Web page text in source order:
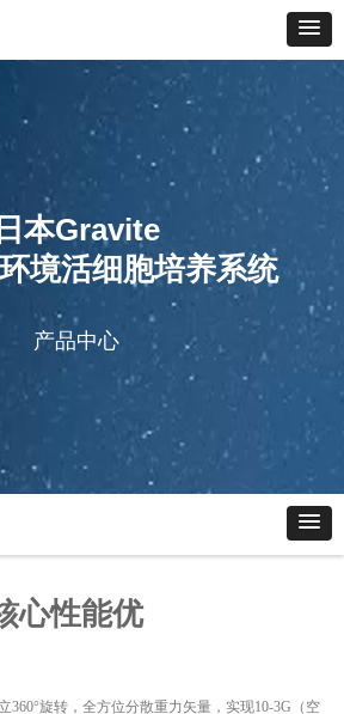
日本Gravite
境活细胞培养系统
产品中心
心性能优
360°旋转，全方位分散重力矢量，实现10-3G（空